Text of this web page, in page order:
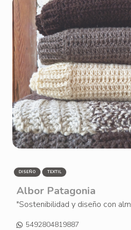
DISEÑO TEXTIL
Albor Patagonia
"Sostenibilidad y diseño con
5492804819887